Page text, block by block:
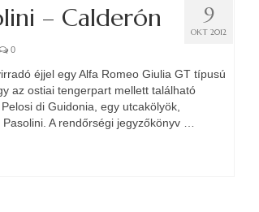
9
OKT 2012
– Calderón
0
éjjel egy Alfa Romeo Giulia GT típusú
az ostiai tengerpart mellett található
di Guidonia, egy utcakölyök,
A rendőrségi jegyzőkönyv …